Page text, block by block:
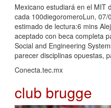
Mexicano estudiará en el MIT
cada 100diegoromeroLun,
estimado de lectura:6 mins
aceptado con beca completa
Social and Engineering
parecer disciplinas opuestas,
Conecta.tec.mx
club brugge